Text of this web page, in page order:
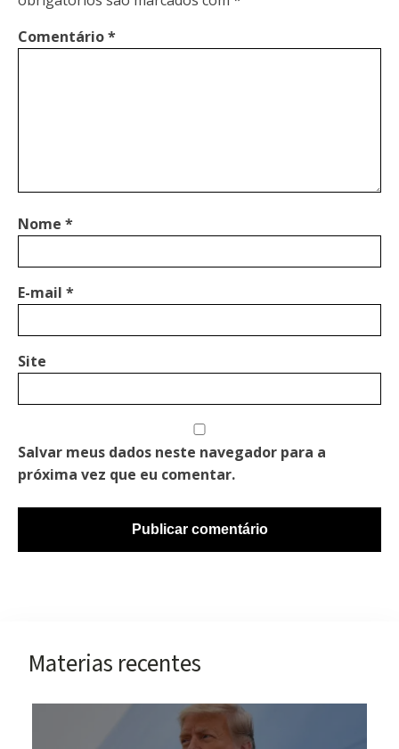
Comentário*
Nome *
E-mail *
Site
Salvar meus dados neste navegador para a
próxima vez que eu comentar.
Materias recentes